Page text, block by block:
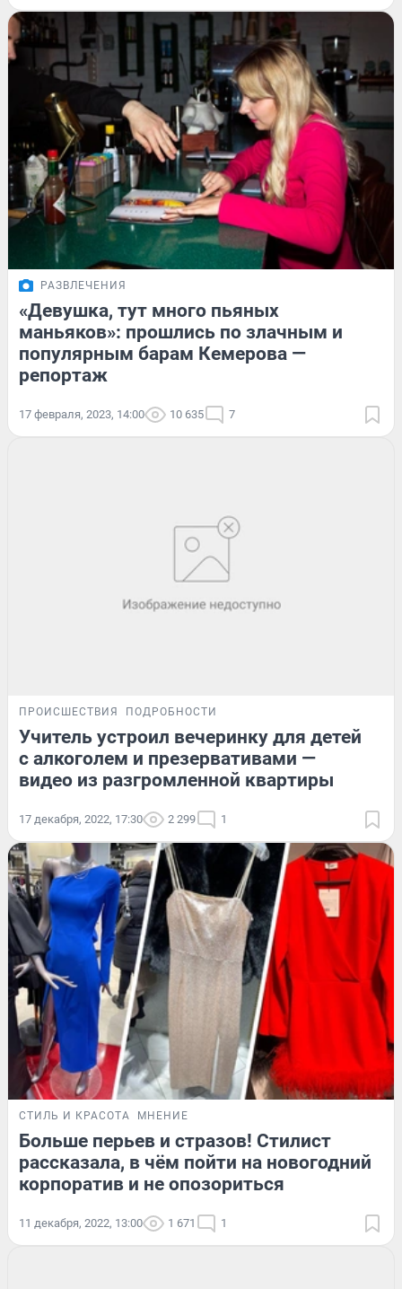
РАЗВЛЕЧЕНИЯ
«Девушка, тут много пьяных
маньяков»: прошлись по злачным и
популярным барам Кемерова —
репортаж
17 февраля, 2023, 14:00 10 635 7
ПРОИСШЕСТВИЯ ПОДРОБНОСТИ
Учитель устроил вечеринку для детей
с алкоголем и презервативами —
видео из разгромленной квартиры
17 декабря, 2022, 17:30 2 299 1
СТИЛЬ И КРАСОТА МНЕНИЕ
Больше перьев и стразов! Стилист
рассказала, в чём пойти на новогодний
корпоратив и не опозориться
11 декабря, 2022, 13:00 1 671 1